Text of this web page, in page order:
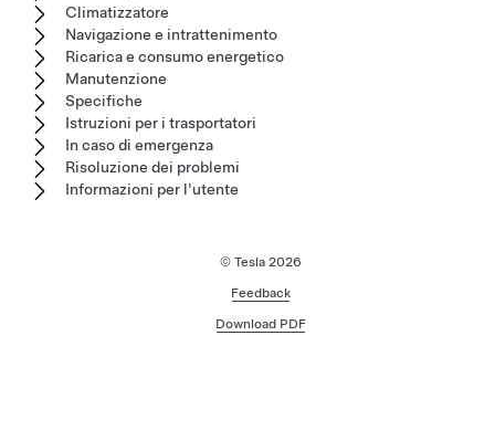
Climatizzatore
Navigazione e intrattenimento
Ricarica e consumo energetico
Manutenzione
Specifiche
Istruzioni per i trasportatori
In caso di emergenza
Risoluzione dei problemi
Informazioni per l'utente
© Tesla 2026
Feedback
Download PDF